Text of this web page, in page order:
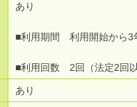
あり
■利用期間 利用開始から3
■利用回数 2回（法定2回
あり